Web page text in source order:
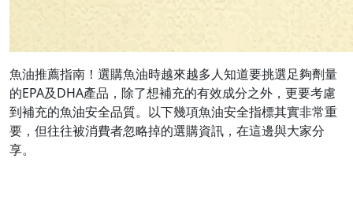
魚油推薦指南！選購魚油時越來越多人知道要挑選足夠劑量
的EPA及DHA產品，除了想補充的有效成分之外，更要考慮
到補充的魚油安全品質。以下幾項魚油安全指標其實非常重
要，但往往被消費者忽略掉的選購資訊，在這邊與大家分
享。